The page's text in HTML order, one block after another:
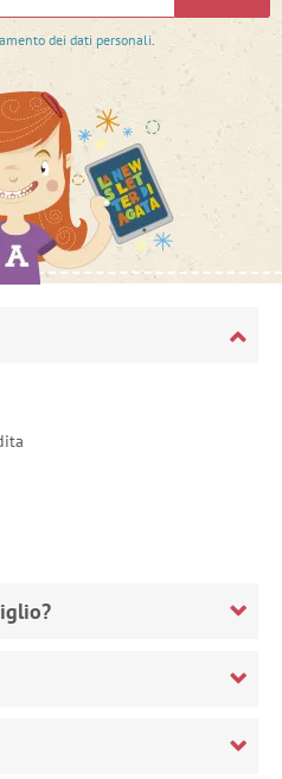
dei dati personali